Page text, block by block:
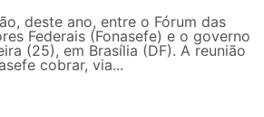
deste ano, entre o Fórum das
Federais (Fonasefe) e o governo
(25), em Brasília (DF). A reunião
cobrar, via...